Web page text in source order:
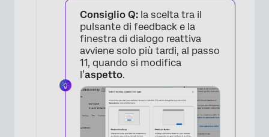
Consiglio Q: la scelta tra il
pulsante di feedback e la
finestra di dialogo reattiva
avviene solo più tardi, al passo
11, quando si modifica
l’aspetto.